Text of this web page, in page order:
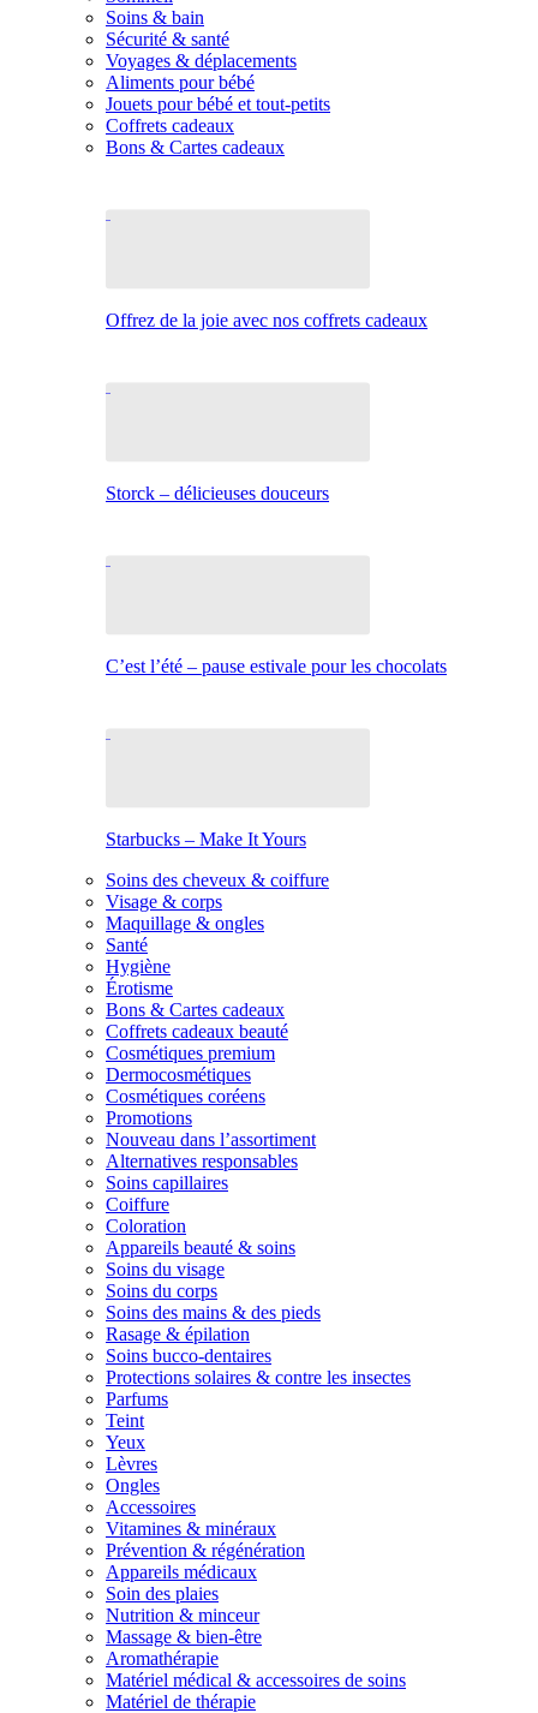
Soins & bain
Sécurité & santé
Voyages & déplacements
Aliments pour bébé
Jouets pour bébé et tout-petits
Coffrets cadeaux
Bons & Cartes cadeaux
Offrez de la joie avec nos coffrets cadeaux
Storck – délicieuses douceurs
C’est l’été – pause estivale pour les chocolats
Starbucks – Make It Yours
Soins des cheveux & coiffure
Visage & corps
Maquillage & ongles
Santé
Hygiène
Érotisme
Bons & Cartes cadeaux
Coffrets cadeaux beauté
Cosmétiques premium
Dermocosmétiques
Cosmétiques coréens
Promotions
Nouveau dans l’assortiment
Alternatives responsables
Soins capillaires
Coiffure
Coloration
Appareils beauté & soins
Soins du visage
Soins du corps
Soins des mains & des pieds
Rasage & épilation
Soins bucco-dentaires
Protections solaires & contre les insectes
Parfums
Teint
Yeux
Lèvres
Ongles
Accessoires
Vitamines & minéraux
Prévention & régénération
Appareils médicaux
Soin des plaies
Nutrition & minceur
Massage & bien-être
Aromathérapie
Matériel médical & accessoires de soins
Matériel de thérapie